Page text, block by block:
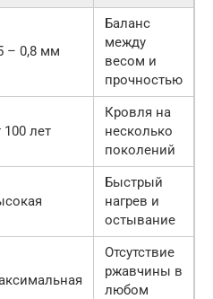
– 0,8 мм
Баланс
между
весом и
прочностью
100 лет
Кровля на
несколько
поколений
Быстрый
нагрев и
остывание
Отсутствие
ржавчины в
любом